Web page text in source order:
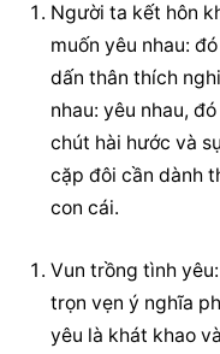
Người ta kết hôn
muốn yêu nhau:
dấn thân thích
nhau: yêu nhau,
chút hài hước và
cặp đôi cần dành
con cái.
Vun trồng tình
trọn vẹn ý nghĩa
yêu là khát khao